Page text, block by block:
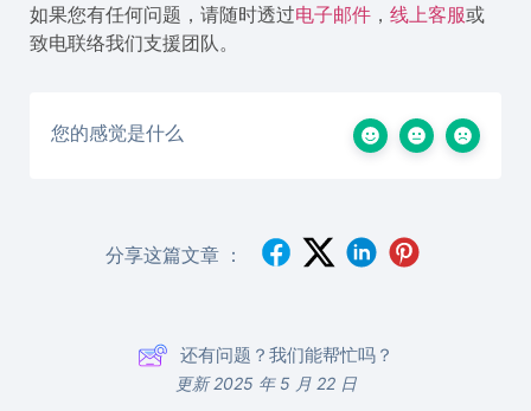
如果您有任何问题，请随时透过电子邮件 ， 线上客服或
致电联络我们支援团队。
您的感觉是什么
分享这篇文章 ：
还有问题？我们能帮忙吗？
更新 2025 年 5 月 22 日